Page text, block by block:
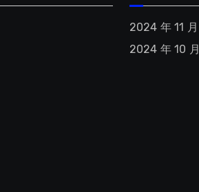
2024 年 11 月
2024 年 10 月